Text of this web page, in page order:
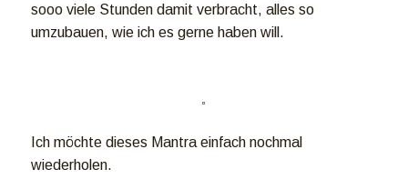
sooo viele Stunden damit verbracht, alles so
umzubauen, wie ich es gerne haben will.
Ich möchte dieses Mantra einfach nochmal
wiederholen.